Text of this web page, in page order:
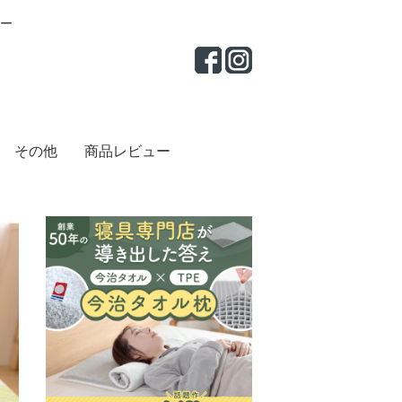
その他 商品レビュー